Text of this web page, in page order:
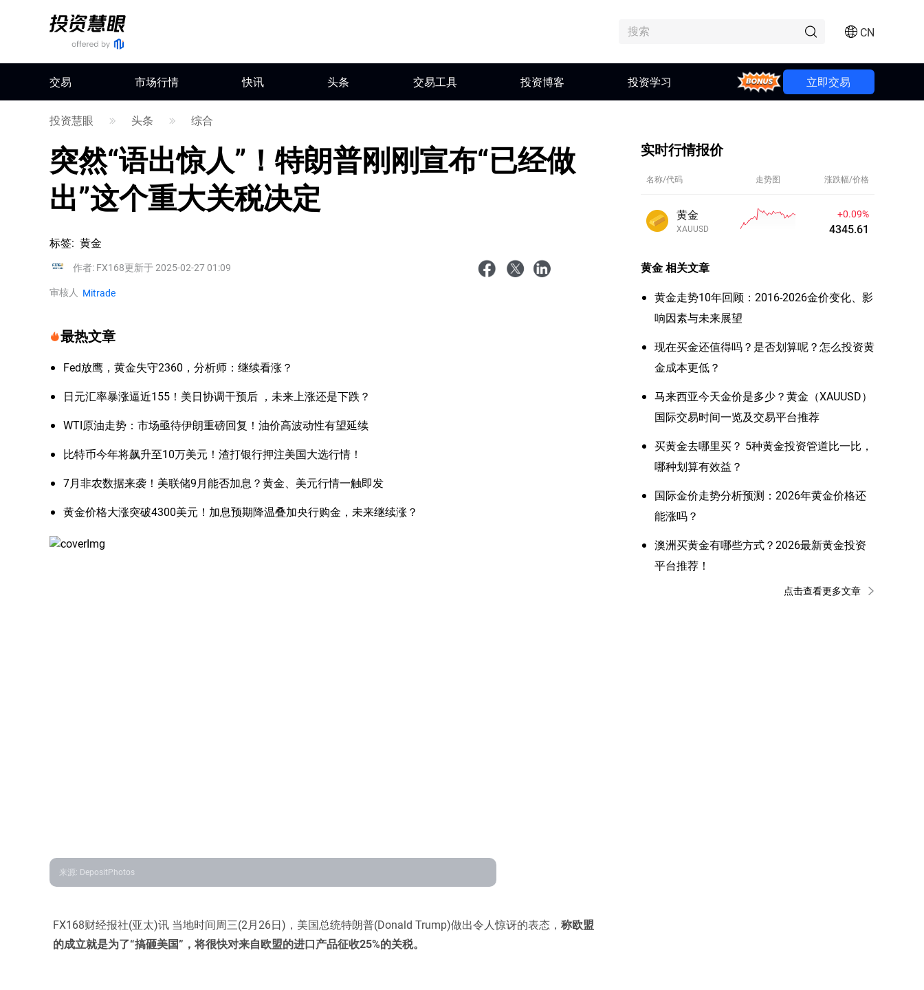
CN
交易 市场行情 快讯 头条 交易工具 投资博客 投资学习 Bonus 立即交易
投资慧眼 头条 综合
突然“语出惊人”！特朗普刚刚宣布“已经做
出”这个重大关税决定
标签: 黄金
作者: FX168更新于 2025-02-27 01:09
审核人 Mitrade
最热文章
Fed放鹰，黄金失守2360，分析师：继续看涨？
日元汇率暴涨逼近155！美日协调干预后 ，未来上涨还是下跌？
WTI原油走势：市场亟待伊朗重磅回复！油价高波动性有望延续
比特币今年将飙升至10万美元！渣打银行押注美国大选行情！
7月非农数据来袭！美联储9月能否加息？黄金、美元行情一触即发
黄金价格大涨突破4300美元！加息预期降温叠加央行购金，未来继续涨？
来源: DepositPhotos
FX168财经报社(亚太)讯 当地时间周三(2月26日)，美国总统特朗普(Donald Trump)做出令人惊讶的表态， 称欧盟
的成立就是为了“搞砸美国”，将很快对来自欧盟的进口产品征收25%的关税。
实时行情报价
名称/代码 走势图 涨跌幅/价格
黄金
XAUUSD
+0.09%
4345.60
黄金相关文章
黄金走势10年回顾：2016-2026金价变化、影
响因素与未来展望
现在买金还值得吗？是否划算呢？怎么投资黄
金成本更低？
马来西亚今天金价是多少？黄金（XAUUSD）
国际交易时间一览及交易平台推荐
买黄金去哪里买？ 5种黄金投资管道比一比，
哪种划算有效益？
国际金价走势分析预测：2026年黄金价格还
能涨吗？
澳洲买黄金有哪些方式？2026最新黄金投资
平台推荐！
点击查看更多文章